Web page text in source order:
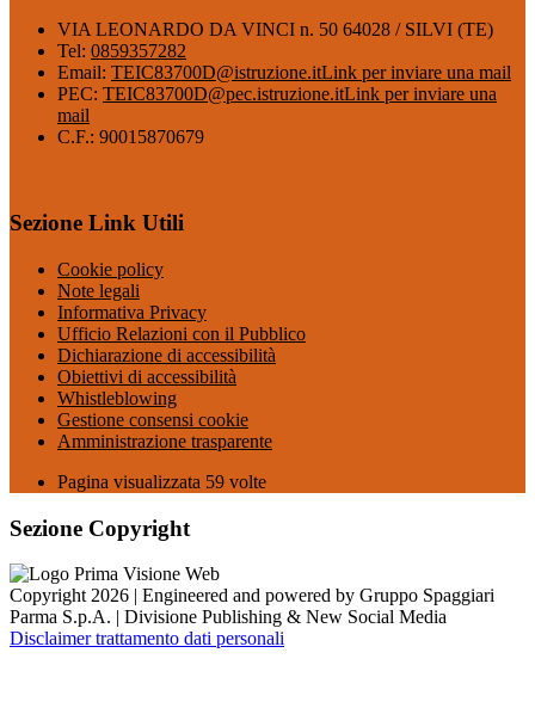
VIA LEONARDO DA VINCI n. 50 64028 / SILVI (TE)
Tel: 0859357282
Email: TEIC83700D@istruzione.itLink per inviare una mail
PEC: TEIC83700D@pec.istruzione.itLink per inviare una
mail
C.F.: 90015870679
Sezione Link Utili
Cookie policy
Note legali
Informativa Privacy
Ufficio Relazioni con il Pubblico
Dichiarazione di accessibilità
Obiettivi di accessibilità
Whistleblowing
Gestione consensi cookie
Amministrazione trasparente
Pagina visualizzata 59 volte
Sezione Copyright
Copyright 2026 | Engineered and powered by Gruppo Spaggiari
Parma S.p.A. | Divisione Publishing & New Social Media
Disclaimer trattamento dati personali